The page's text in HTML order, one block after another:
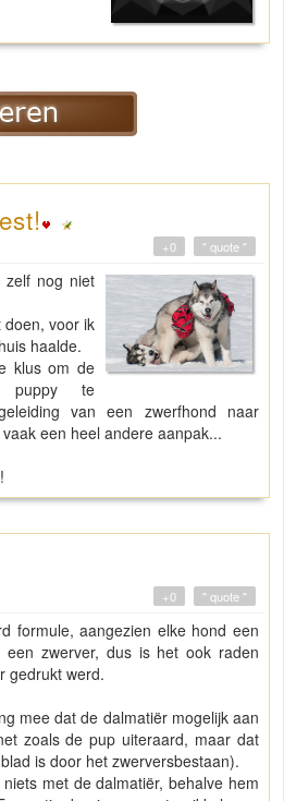
" quote "
+0
zelf nog niet
doen, voor ik
haalde.
klus om de
puppy te
van een zwerfhond naar
een heel andere aanpak...
" quote "
+0
formule, aangezien elke hond een
een zwerver, dus is het ook raden
gedrukt werd.
mee dat de dalmatiër mogelijk aan
zoals de pup uiteraard, maar dat
is door het zwerversbestaan).
met de dalmatiër, behalve hem